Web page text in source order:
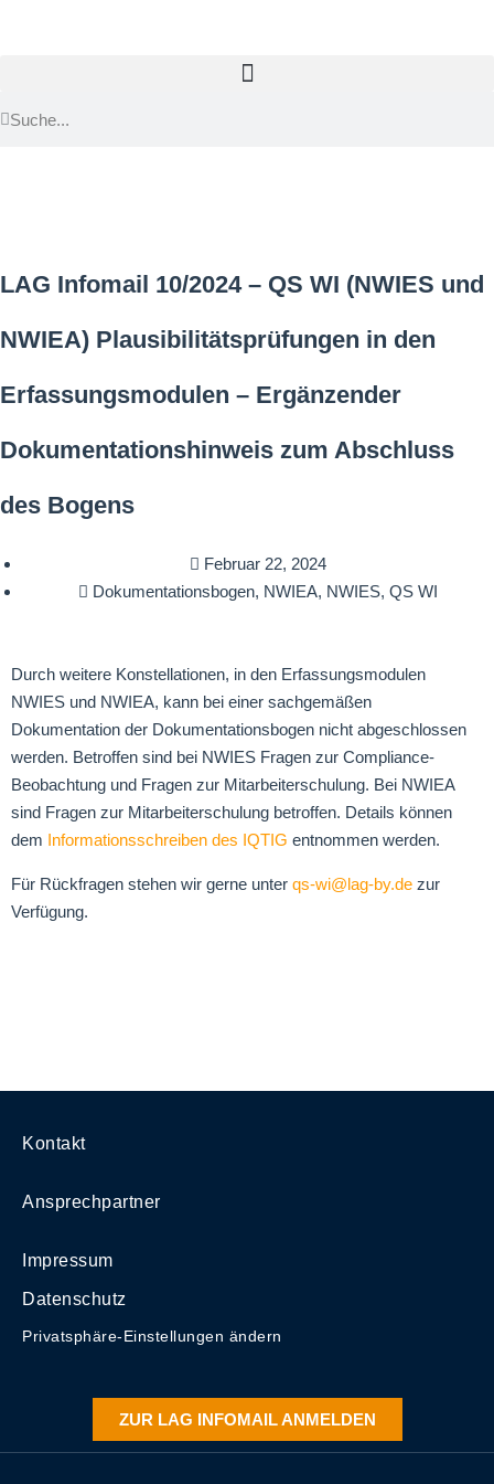
LAG Infomail 10/2024 – QS WI (NWIES und
NWIEA) Plausibilitätsprüfungen in den
Erfassungsmodulen – Ergänzender
Dokumentationshinweis zum Abschluss
des Bogens
Februar 22, 2024
Dokumentationsbogen, NWIEA, NWIES, QS WI
Durch weitere Konstellationen, in den Erfassungsmodulen
NWIES und NWIEA, kann bei einer sachgemäßen
Dokumentation der Dokumentationsbogen nicht abgeschlossen
werden. Betroffen sind bei NWIES Fragen zur Compliance-
Beobachtung und Fragen zur Mitarbeiterschulung. Bei NWIEA
sind Fragen zur Mitarbeiterschulung betroffen. Details können
dem Informationsschreiben des IQTIG entnommen werden.
Für Rückfragen stehen wir gerne unter qs-wi@lag-by.de zur
Verfügung.
Kontakt
Ansprechpartner
Impressum
Datenschutz
Privatsphäre-Einstellungen ändern
ZUR LAG INFOMAIL ANMELDEN